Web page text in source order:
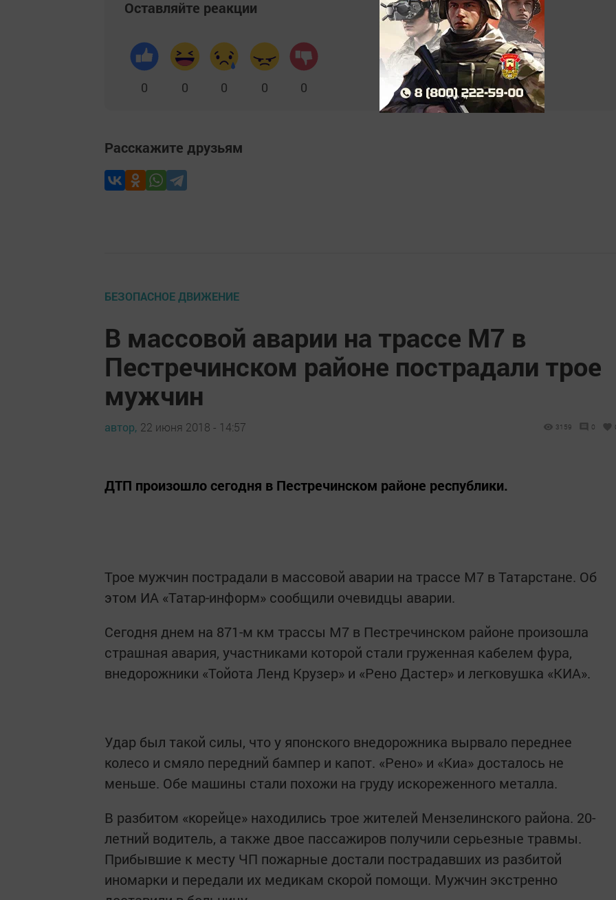
Оставляйте реакции
0 0 0 0 0
Расскажите друзьям
БЕЗОПАСНОЕ ДВИЖЕНИЕ
В массовой аварии на трассе М7 в
Пестречинском районе пострадали трое
мужчин
автор, 22 июня 2018 - 14:57 3159 0
ДТП произошло сегодня в Пестречинском районе республики.
Трое мужчин пострадали в массовой аварии на трассе М7 в Татарстане. Об
этом ИА «Татар-информ» сообщили очевидцы аварии.
Сегодня днем на 871-м км трассы М7 в Пестречинском районе произошла
страшная авария, участниками которой стали груженная кабелем фура,
внедорожники «Тойота Ленд Крузер» и «Рено Дастер» и легковушка «КИА».
Удар был такой силы, что у японского внедорожника вырвало переднее
колесо и смяло передний бампер и капот. «Рено» и «Киа» досталось не
меньше. Обе машины стали похожи на груду искореженного металла.
В разбитом «корейце» находились трое жителей Мензелинского района. 20-
летний водитель, а также двое пассажиров получили серьезные травмы.
Прибывшие к месту ЧП пожарные достали пострадавших из разбитой
иномарки и передали их медикам скорой помощи. Мужчин экстренно